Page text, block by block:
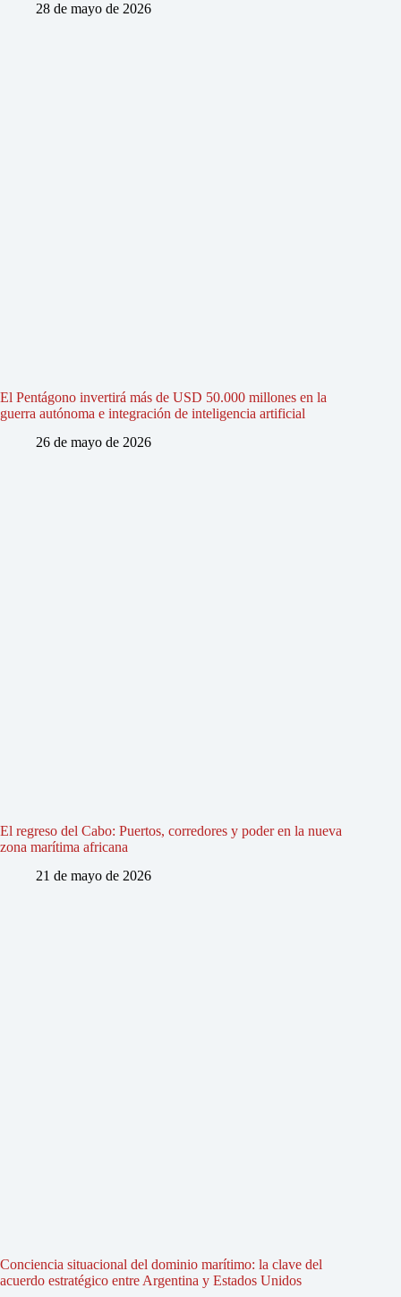
28 de mayo de 2026
El Pentágono invertirá más de USD 50.000 millones en la
guerra autónoma e integración de inteligencia artificial
26 de mayo de 2026
El regreso del Cabo: Puertos, corredores y poder en la nueva
zona marítima africana
21 de mayo de 2026
Conciencia situacional del dominio marítimo: la clave del
acuerdo estratégico entre Argentina y Estados Unidos